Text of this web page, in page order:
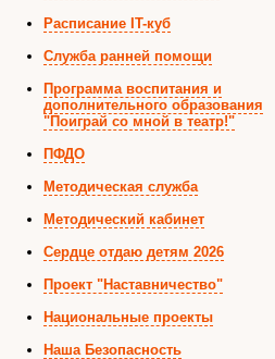
Расписание IT-куб
Служба ранней помощи
Программа воспитания и
дополнительного образования
"Поиграй со мной в театр!"
ПФДО
Методическая служба
Методический кабинет
Сердце отдаю детям 2026
Проект "Наставничество"
Национальные проекты
Наша Безопасность